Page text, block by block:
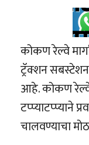
कोकण रेल्वे
ट्रॅक्शन
आहे. कोकण
टप्प्याटप्प्याने
चालवण्याचा